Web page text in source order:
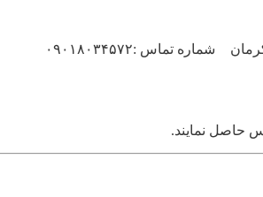
شماره تماس :۰۹۰۱۸۰۳۴۵۷۲
حاصل نمایند.